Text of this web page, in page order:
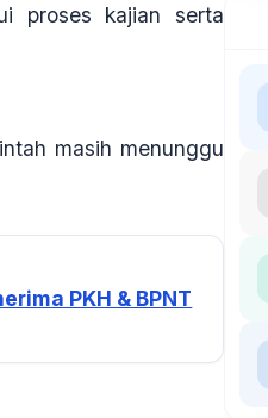
proses kajian serta
masih menunggu
PKH & BPNT